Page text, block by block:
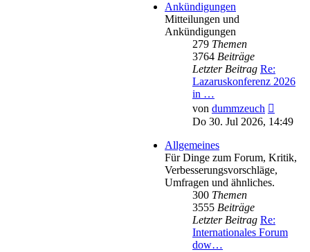
Ankündigungen
Mitteilungen und
Ankündigungen
279 Themen
3764 Beiträge
Letzter Beitrag Re:
Lazaruskonferenz 2026
in …
von dummzeuch
Beitrag
Do 30. Jul 2026, 14:49
Allgemeines
Für Dinge zum Forum, Kritik,
Verbesserungsvorschläge,
Umfragen und ähnliches.
300 Themen
3555 Beiträge
Letzter Beitrag Re:
Internationales Forum
dow…